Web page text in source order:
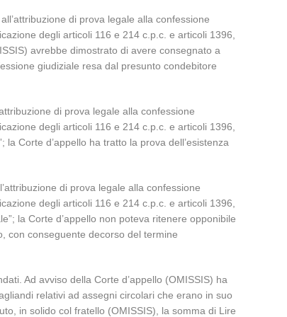
di prova legale alla confessione
degli articoli 116 e 214 c.p.c. e articoli 1396,
avrebbe dimostrato di avere consegnato a
giudiziale resa dal presunto condebitore
di prova legale alla confessione
degli articoli 116 e 214 c.p.c. e articoli 1396,
Corte d’appello ha tratto la prova dell’esistenza
di prova legale alla confessione
degli articoli 116 e 214 c.p.c. e articoli 1396,
la Corte d’appello non poteva ritenere opponibile
con conseguente decorso del termine
Ad avviso della Corte d’appello (OMISSIS) ha
relativi ad assegni circolari che erano in suo
in solido col fratello (OMISSIS), la somma di Lire